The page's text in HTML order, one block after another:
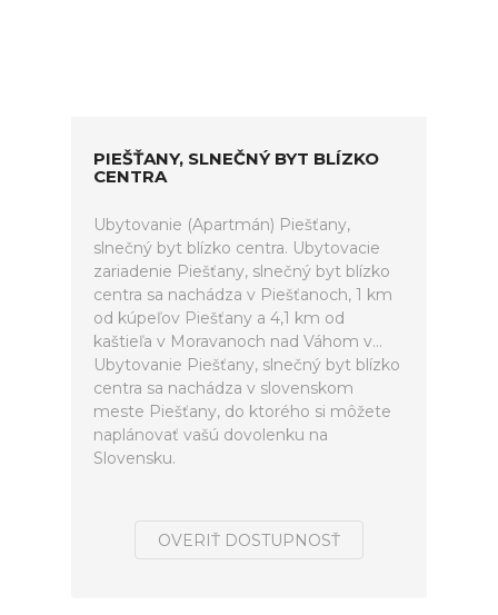
PIEŠŤANY, SLNEČNÝ BYT BLÍZKO
CENTRA
Ubytovanie (Apartmán) Piešťany,
slnečný byt blízko centra. Ubytovacie
zariadenie Piešťany, slnečný byt blízko
centra sa nachádza v Piešťanoch, 1 km
od kúpeľov Piešťany a 4,1 km od
kaštieľa v Moravanoch nad Váhom v...
Ubytovanie Piešťany, slnečný byt blízko
centra sa nachádza v slovenskom
meste Piešťany, do ktorého si môžete
naplánovať vašú dovolenku na
Slovensku.
OVERIŤ DOSTUPNOSŤ